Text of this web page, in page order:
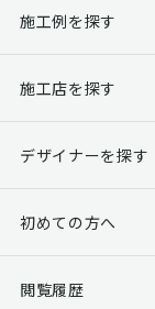
施工例を探す
施工店を探す
デザイナーを探す
初めての方へ
閲覧履歴